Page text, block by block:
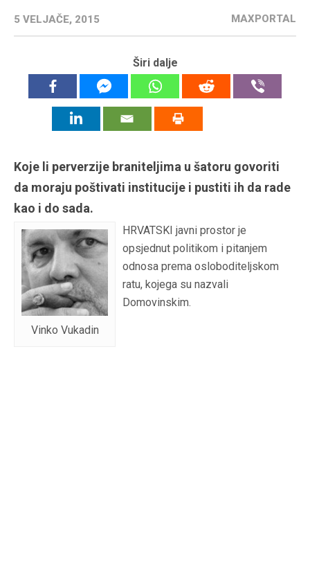
5 VELJAČE, 2015 MAXPORTAL
Širi dalje
Koje li perverzije braniteljima u šatoru govoriti
da moraju poštivati institucije i pustiti ih da rade
kao i do sada.
Vinko Vukadin
HRVATSKI javni prostor je
opsjednut politikom i pitanjem
odnosa prema osloboditeljskom
ratu, kojega su nazvali
Domovinskim.